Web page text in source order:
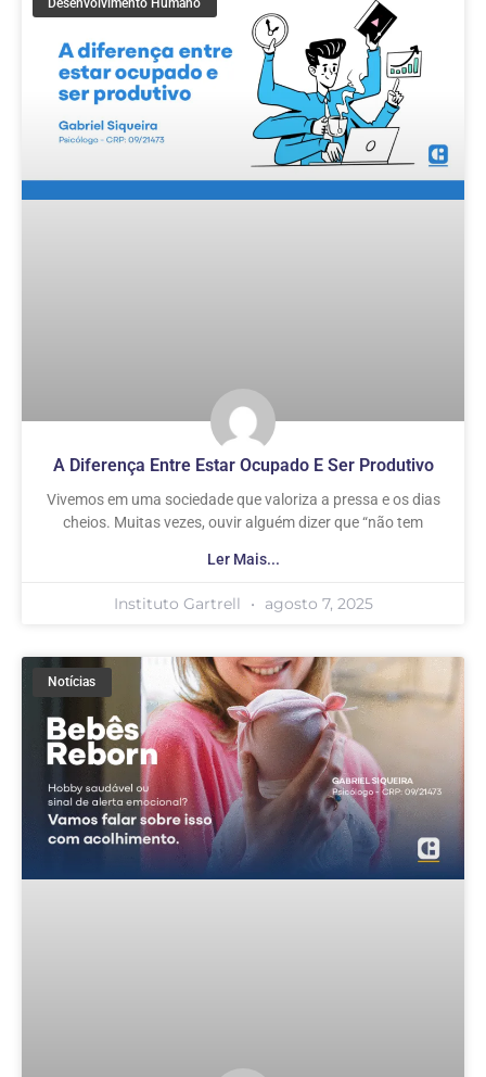
Desenvolvimento Humano
A Diferença Entre Estar Ocupado E Ser Produtivo
Vivemos em uma sociedade que valoriza a pressa e os dias
cheios. Muitas vezes, ouvir alguém dizer que “não tem
Ler Mais...
Instituto Gartrell agosto 7, 2025
Notícias